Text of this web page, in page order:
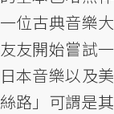
位古典音樂大
友開始嘗試一
本音樂以及美
路」可謂是其